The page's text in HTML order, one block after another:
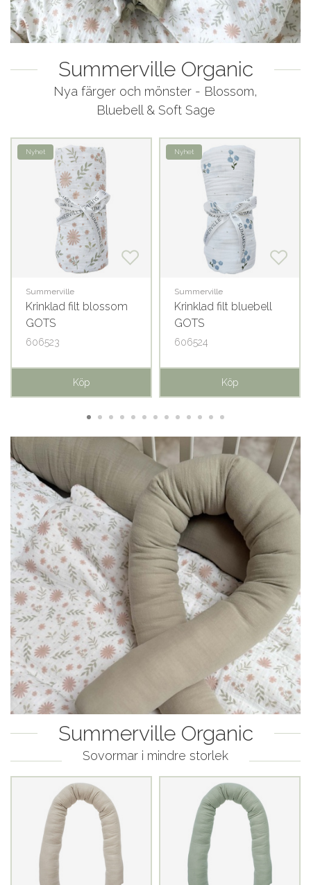
Summerville Organic
Nya färger och mönster - Blossom,
Bluebell & Soft Sage
Nyhet
Summerville
Krinklad filt blossom
GOTS
606523
Köp
Nyhet
Summerville
Krinklad filt bluebell
GOTS
606524
Köp
Summerville Organic
Sovormar i mindre storlek